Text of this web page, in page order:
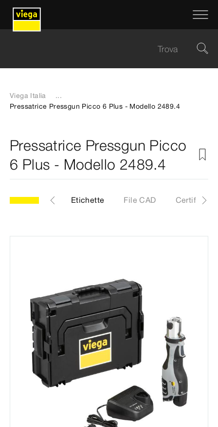
Viega Italia
...
Pressatrice Pressgun Picco 6 Plus - Modello 2489.4
Pressatrice Pressgun Picco
6 Plus - Modello 2489.4
Articoli Etichette File CAD Certificati